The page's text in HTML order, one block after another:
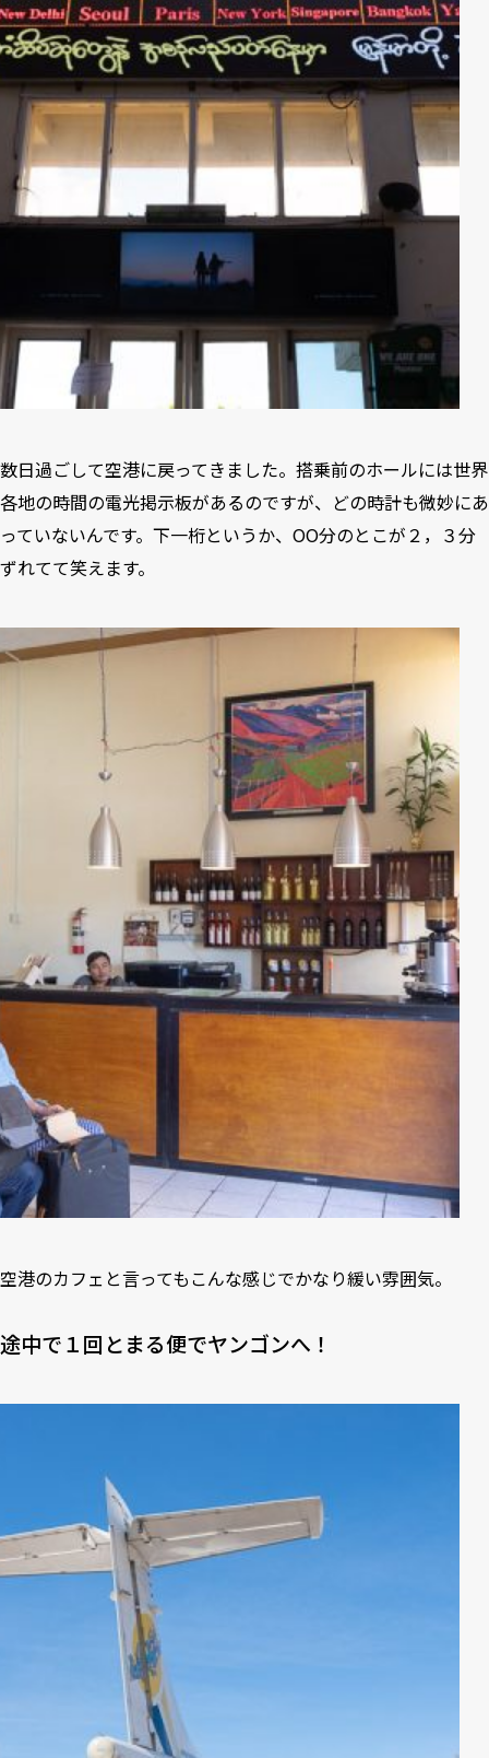
数日過ごして空港に戻ってきました。搭乗前のホールには世界
各地の時間の電光掲示板があるのですが、どの時計も微妙にあ
っていないんです。下一桁というか、OO分のとこが２，３分
ずれてて笑えます。
空港のカフェと言ってもこんな感じでかなり緩い雰囲気。
途中で１回とまる便でヤンゴンへ！